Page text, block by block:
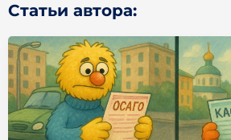
Статьи автора: